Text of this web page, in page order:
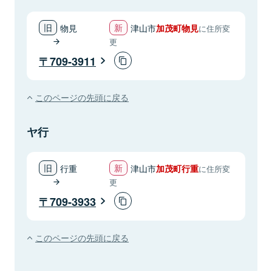
物見 津山市加茂町物見に住所変
更
709-3911
このページの先頭に戻る
ヤ行
行重 津山市加茂町行重に住所変
更
709-3933
このページの先頭に戻る